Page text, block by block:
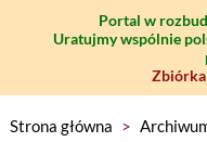
Portal w
Uratujmy wspólnie
Zbiórka
Strona główna >